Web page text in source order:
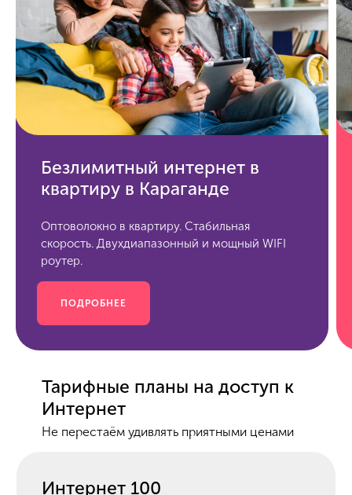
Безлимитный интернет в
квартиру в Караганде
Оптоволокно в квартиру. Стабильная
скорость. Двухдиапазонный и мощный WIFI
роутер.
ПОДРОБНЕЕ
Тарифные планы на доступ к
Интернет
Не перестаём удивлять приятными ценами
Интернет 100